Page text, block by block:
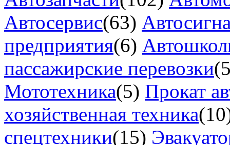
Автосервис(63)
предприятия(6)
пассажирские перевозки
Мототехника(5) Прокат
хозяйственная техника
спецтехники(15)